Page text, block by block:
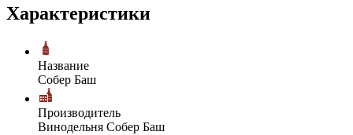
Характеристики
Название
Собер Баш
Производитель
Винодельня Собер Баш